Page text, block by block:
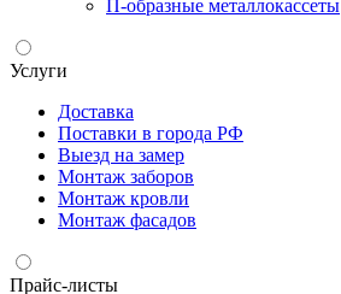
П-образные металлокассеты
Услуги
Доставка
Поставки в города РФ
Выезд на замер
Монтаж заборов
Монтаж кровли
Монтаж фасадов
Прайс-листы